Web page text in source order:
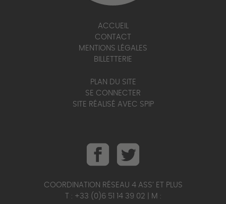
ACCUEIL
CONTACT
MENTIONS LÉGALES
BILLETTERIE
PLAN DU SITE
SE CONNECTER
SITE RÉALISÉ AVEC SPIP
COORDINATION RÉSEAU 4 ASS’ ET PLUS
T : +33 (0)6 51 14 39 02 | M :